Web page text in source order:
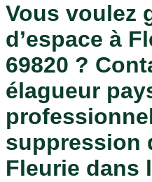
Vous voulez
d’espace à
69820 ?
élagueur
suppression
Fleurie dans